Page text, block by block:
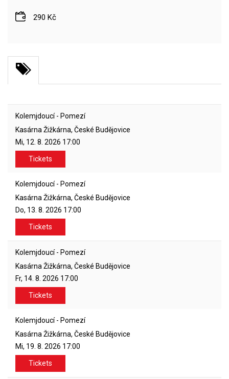
290 Kč
Kolemjdoucí - Pomezí
Kasárna Žižkárna, České Budějovice
Mi, 12. 8. 2026 17:00
Tickets
Kolemjdoucí - Pomezí
Kasárna Žižkárna, České Budějovice
Do, 13. 8. 2026 17:00
Tickets
Kolemjdoucí - Pomezí
Kasárna Žižkárna, České Budějovice
Fr, 14. 8. 2026 17:00
Tickets
Kolemjdoucí - Pomezí
Kasárna Žižkárna, České Budějovice
Mi, 19. 8. 2026 17:00
Tickets